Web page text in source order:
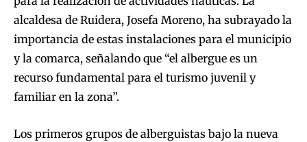
alcaldesa de Ruidera, Josefa Moreno, ha subrayado la
importancia de estas instalaciones para el municipio
y la comarca, señalando que “el albergue es un
recurso fundamental para el turismo juvenil y
familiar en la zona”.
Los primeros grupos de alberguistas bajo la nueva